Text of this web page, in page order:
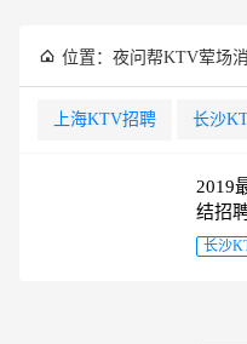
位置： 夜问帮KTV荤场
沙KTV招聘> 列表
上海KTV招聘 长沙
2019
结招
长沙